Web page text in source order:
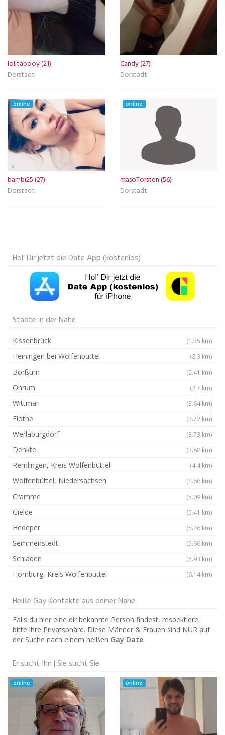
lolitabooy (21)
Dorstadt
Candy (27)
Dorstadt
online
bambi25 (27)
Dorstadt
online
masoTorsten (56)
Dorstadt
Hol‘ Dir jetzt die Date App (kostenlos)
Städte in der Nähe
Kissenbrück (1.35 km)
Heiningen bei Wolfenbüttel (2.3 km)
Börßum (2.41 km)
Ohrum (2.7 km)
Wittmar (3.64 km)
Flöthe (3.72 km)
Werlaburgdorf (3.73 km)
Denkte (3.88 km)
Remlingen, Kreis Wolfenbüttel (4.4 km)
Wolfenbüttel, Niedersachsen (4.66 km)
Cramme (5.09 km)
Gielde (5.41 km)
Hedeper (5.46 km)
Semmenstedt (5.66 km)
Schladen (5.93 km)
Hornburg, Kreis Wolfenbüttel (6.14 km)
Heiße Gay Kontakte aus deiner Nähe
Falls du hier eine dir bekannte Person findest, respektiere
bitte ihre Privatsphäre. Diese Männer & Frauen sind NUR auf
der Suche nach einem heißen Gay Date.
Er sucht Ihn | Sie sucht Sie
online online